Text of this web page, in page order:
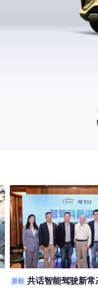
原创 共话智能驾驶新常